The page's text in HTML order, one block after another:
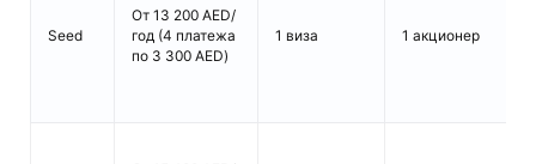
Seed
От 13 200 AED/
год (4 платежа
по 3 300 AED)
1 виза 1 акционер